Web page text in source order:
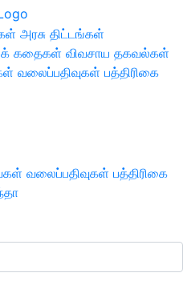
அரசு திட்டங்கள்
கதைகள் விவசாய தகவல்கள்
வலைப்பதிவுகள் பத்திரிகை
வலைப்பதிவுகள் பத்திரிகை